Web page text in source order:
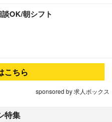
OK/朝シフト
こちら
sponsored by 求人ボックス
特集